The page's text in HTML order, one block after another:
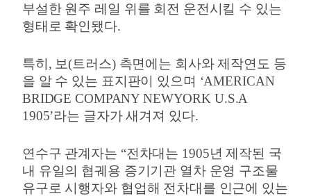
부설한 원주 레일 위를 회전 운전시킬 수 있는
형태로 확인됐다.
특히, 보(트러스) 측면에는 회사와 제작연도 등
을 알 수 있는 표지판이 있으며 ‘AMERICAN
BRIDGE COMPANY NEWYORK U.S.A
1905’라는 글자가 새겨져 있다.
연수구 관계자는 “전차대는 1905년 제작된 국
내 유일의 협궤용 증기기관 열차 운영 구조물
유구로 시행자와 협업해 전차대를 인근에 있는